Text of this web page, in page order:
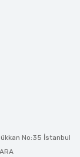
No:35 İstanbul